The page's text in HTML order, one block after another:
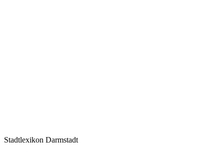
Stadtlexikon Darmstadt